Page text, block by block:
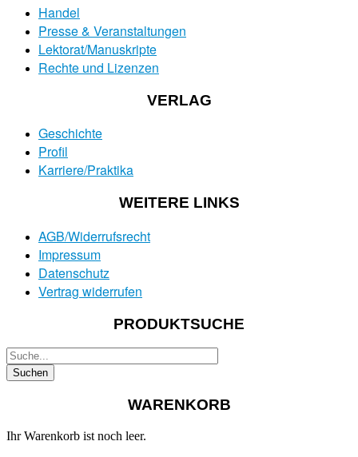
Handel
Presse & Veranstaltungen
Lektorat/Manuskripte
Rechte und Lizenzen
VERLAG
Geschichte
Profil
Karriere/Praktika
WEITERE LINKS
AGB/Widerrufsrecht
Impressum
Datenschutz
Vertrag widerrufen
PRODUKTSUCHE
WARENKORB
Ihr Warenkorb ist noch leer.